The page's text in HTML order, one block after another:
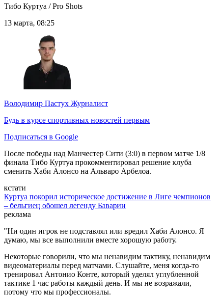
Тибо Куртуа / Pro Shots
13 марта, 08:25
Володимир Пастух Журналист
Будь в курсе спортивных новостей первым
Подписаться в Google
После победы над Манчестер Сити (3:0) в первом матче 1/8
финала Тибо Куртуа прокомментировал решение клуба
сменить Хаби Алонсо на Альваро Арбелоа.
кстати
Куртуа покорил историческое достижение в Лиге чемпионов
– бельгиец обошел легенду Баварии
реклама
"Ни один игрок не подставлял или вредил Хаби Алонсо. Я
думаю, мы все выполнили вместе хорошую работу.
Некоторые говорили, что мы ненавидим тактику, ненавидим
видеоматериалы перед матчами. Слушайте, меня когда-то
тренировал Антонио Конте, который уделял углубленной
тактике 1 час работы каждый день. И мы не возражали,
потому что мы профессионалы.